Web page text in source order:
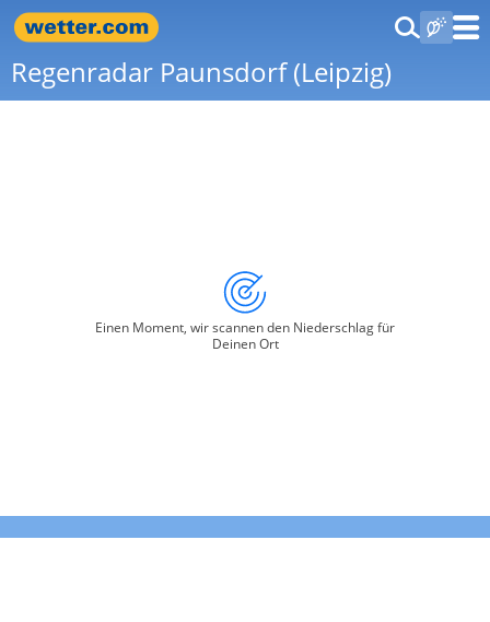
Regenradar Paunsdorf (Leipzig)
Einen Moment, wir scannen den Niederschlag für
Deinen Ort